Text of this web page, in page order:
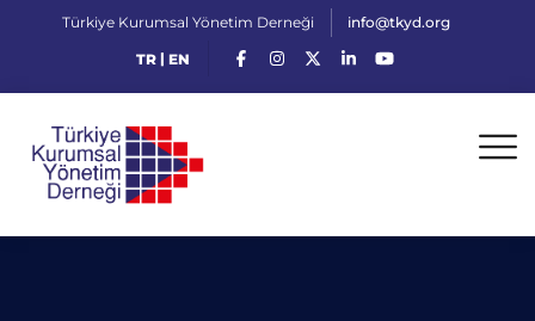
Türkiye Kurumsal Yönetim Derneği info@tkyd.org
TR| EN